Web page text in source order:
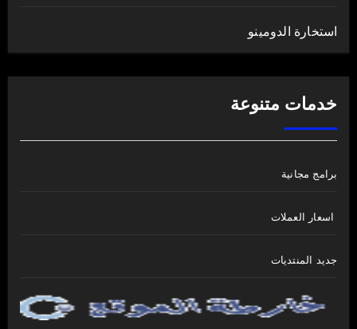
استخارة الدومينو
خدمات متنوعة
برامج مجانية
اسعار العملات
جديد المنتديات